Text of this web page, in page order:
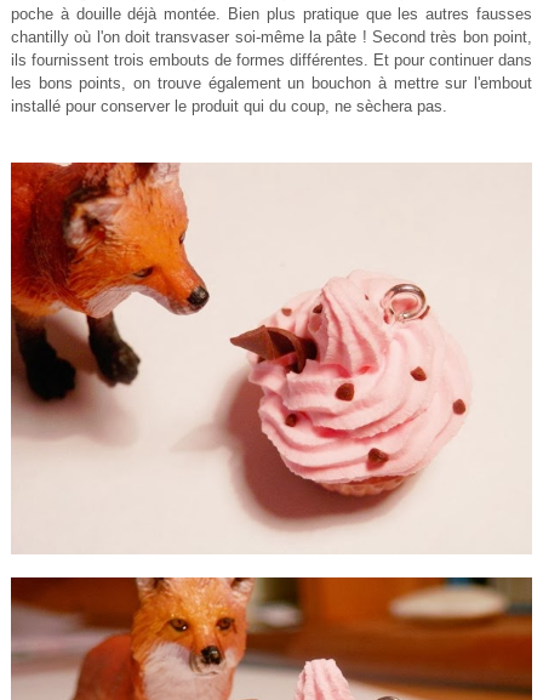
poche à douille déjà montée. Bien plus pratique que les autres fausses
chantilly où l'on doit transvaser soi-même la pâte ! Second très bon point,
ils fournissent trois embouts de formes différentes. Et pour continuer dans
les bons points, on trouve également un bouchon à mettre sur l'embout
installé pour conserver le produit qui du coup, ne sèchera pas.